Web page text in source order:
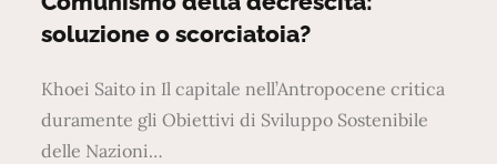
soluzione o scorciatoia?
Khoei Saito in Il capitale nell’Antropocene critica
duramente gli Obiettivi di Sviluppo Sostenibile
delle Nazioni…